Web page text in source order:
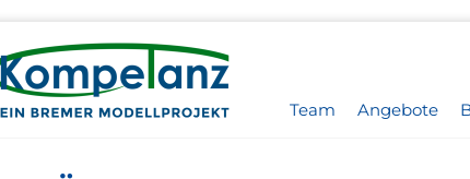
Team Angebote